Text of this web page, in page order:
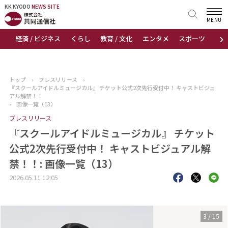
KK KYODO NEWS SITE
›
経済 / ビジネス くらし 教育 / 文化 エンタメ スポーツ 地域
MENU
KK KYODONEWS SITE
トップページ
ニュース
おすすめコンテンツ
出版物
会社概要
トップ › プレスリリース
›
『スクールアイドルミュージカル』 チケット公式2次先行受付中！ キャストビジュ
アル解禁！！
›
画像一覧（13）
プレスリリース
『スクールアイドルミュージカル』 チケット
公式2次先行受付中！ キャストビジュアル解
禁！！: 画像一覧（13）
2026.05.11 12:05
3 / 15